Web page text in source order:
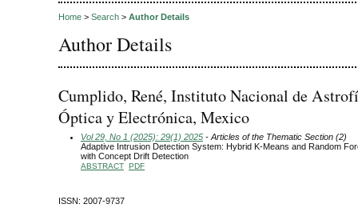
Home > Search > Author Details
Author Details
Cumplido, René, Instituto Nacional de
Óptica y Electrónica, Mexico
Vol 29, No 1 (2025): 29(1) 2025 - Articles of the Thematic Section (2)
Adaptive Intrusion Detection System: Hybrid K-Means and Random
with Concept Drift Detection
ABSTRACT PDF
ISSN: 2007-9737